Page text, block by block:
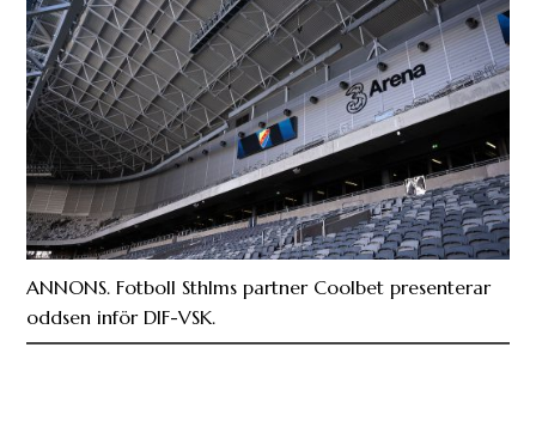
ANNONS. Fotboll Sthlms partner Coolbet presenterar
oddsen inför DIF-VSK.